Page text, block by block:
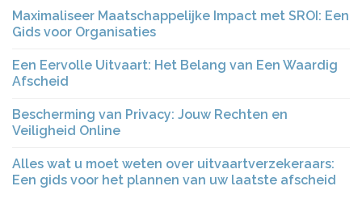
Maximaliseer Maatschappelijke Impact met SROI: Een
Gids voor Organisaties
Een Eervolle Uitvaart: Het Belang van Een Waardig
Afscheid
Bescherming van Privacy: Jouw Rechten en
Veiligheid Online
Alles wat u moet weten over uitvaartverzekeraars:
Een gids voor het plannen van uw laatste afscheid